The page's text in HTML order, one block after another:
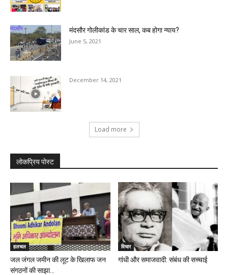
मंदसौर गोलीकांड के चार साल, कब होगा न्याय?
June 5, 2021
December 14, 2021
Load more
लोकप्रिय पोस्ट
हलचल
जल जंगल जमीन की लूट के खिलाफ जन
संगठनों की साझा...
विचार
गांधी और समाजवादी: संबंध की सच्चाई